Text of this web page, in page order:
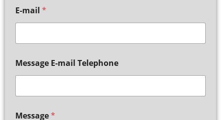
E-mail *
Message E-mail Telephone
Message*